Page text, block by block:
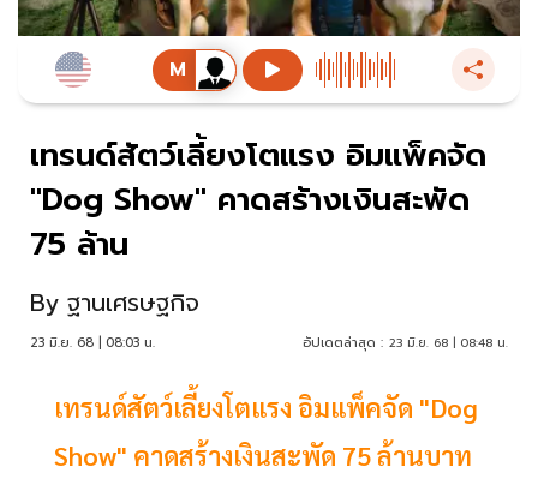
เทรนด์สัตว์เลี้ยงโตแรง อิมแพ็คจัด
"Dog Show" คาดสร้างเงินสะพัด
75 ล้าน
By ฐานเศรษฐกิจ
23 มิ.ย. 68 | 08:03 น. อัปเดตล่าสุด : 23 มิ.ย. 68 | 08:48 น.
เทรนด์สัตว์เลี้ยงโตแรง อิมแพ็คจัด "Dog
Show" คาดสร้างเงินสะพัด 75 ล้านบาท